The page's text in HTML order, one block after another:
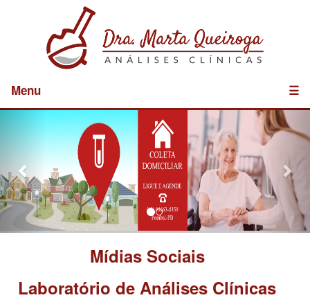
Menu ☰
Previous
Mídias Sociais
Laboratório de Análises Clínicas